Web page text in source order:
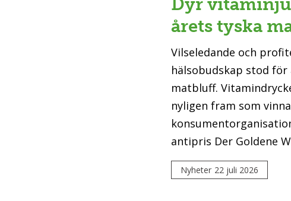
årets tyska
Vilseledande och
hälsobudskap stod
matbluff.
nyligen fram som
antipris Der Goldene
Nyheter 22 juli 2026